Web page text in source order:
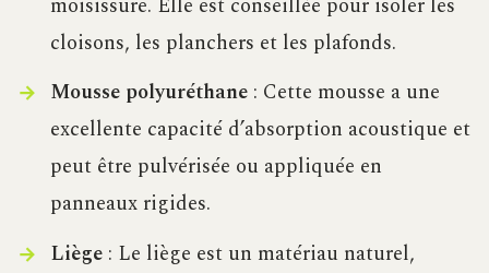
moisissure. Elle est conseillée pour isoler les
cloisons, les planchers et les plafonds.
Mousse polyuréthane : Cette mousse a une
excellente capacité d’absorption acoustique et
peut être pulvérisée ou appliquée en
panneaux rigides.
Liège : Le liège est un matériau naturel,